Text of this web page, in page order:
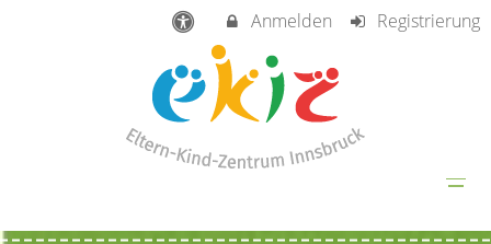
Anmelden Registrierung